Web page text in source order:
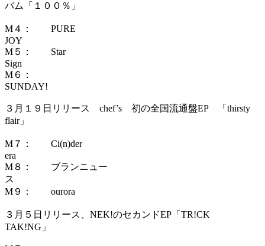
バム「１００％」
M４： PURE
M５： Star
M６：
SUNDAY!
３月１９日リリース chef’s 初の全国流通盤EP 「thirsty
flair」
M７： Ci(n)der
M８： ブランニュー
M９： ourora
３月５日リリース、NEK!のセカンドEP「TR!CK
TAK!NG」